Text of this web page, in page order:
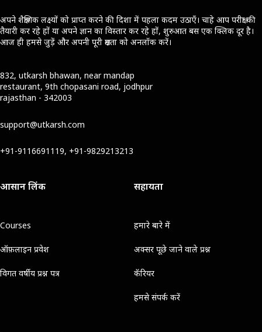
अपने शैक्षणिक लक्ष्यों को प्राप्त करने की दिशा में पहला कदम उठाएँ। चाहे आप परीक्षा की
तैयारी कर रहे हों या अपने ज्ञान का विस्तार कर रहे हों, शुरुआत बस एक क्लिक दूर है।
आज ही हमसे जुड़ें और अपनी पूरी क्षमता को अनलॉक करें।
832, utkarsh bhawan, near mandap
restaurant, 9th chopasani road, jodhpur
rajasthan - 342003
support@utkarsh.com
+91-9116691119, +91-9829213213
आसान लिंक
Courses
ऑफ़लाइन प्रवेश
विगत वर्षीय प्रश्न पत्र
सहायता
हमारे बारे में
अक्सर पूछे जाने वाले प्रश्न
कॅरियर
हमसे संपर्क करें